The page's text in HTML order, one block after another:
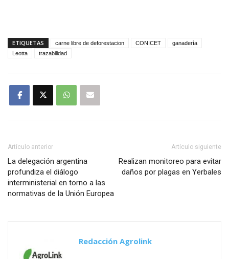
ETIQUETAS carne libre de deforestacion CONICET
ganadería
Leotta
trazabilidad
Artículo anterior
La delegación argentina
profundiza el diálogo
interministerial en torno a las
normativas de la Unión Europea
Artículo siguiente
Realizan monitoreo para evitar
daños por plagas en Yerbales
Redacción Agrolink